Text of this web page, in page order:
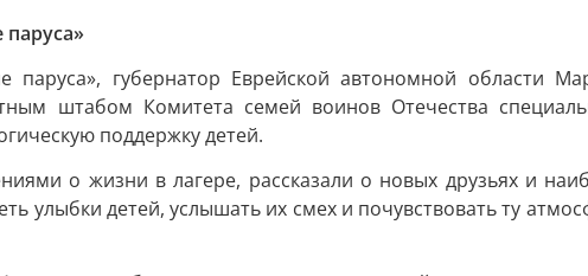
губернатор Еврейской автономной области
штабом Комитета семей воинов Отечества
поддержку детей.
о жизни в лагере, рассказали о новых друзьях и
улыбки детей, услышать их смех и почувствовать ту